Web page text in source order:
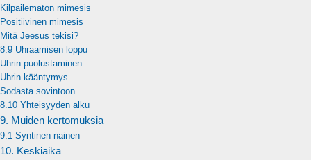
Kilpailematon mimesis
Positiivinen mimesis
Mitä Jeesus tekisi?
8.9 Uhraamisen loppu
Uhrin puolustaminen
Uhrin kääntymys
Sodasta sovintoon
8.10 Yhteisyyden alku
9. Muiden kertomuksia
9.1 Syntinen nainen
10. Keskiaika